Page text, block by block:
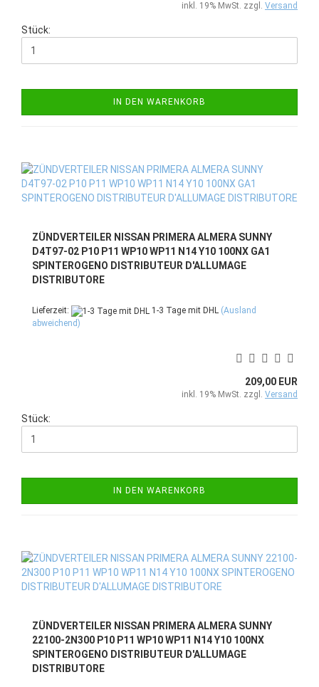
inkl. 19% MwSt. zzgl. Versand
Stück:
IN DEN WARENKORB
ZÜNDVERTEILER NISSAN PRIMERA ALMERA SUNNY
D4T97-02 P10 P11 WP10 WP11 N14 Y10 100NX GA1
SPINTEROGENO DISTRIBUTEUR D'ALLUMAGE
DISTRIBUTORE
Lieferzeit: 1-3 Tage mit DHL (Ausland
abweichend)
209,00 EUR
inkl. 19% MwSt. zzgl. Versand
Stück:
IN DEN WARENKORB
ZÜNDVERTEILER NISSAN PRIMERA ALMERA SUNNY
22100-2N300 P10 P11 WP10 WP11 N14 Y10 100NX
SPINTEROGENO DISTRIBUTEUR D'ALLUMAGE
DISTRIBUTORE